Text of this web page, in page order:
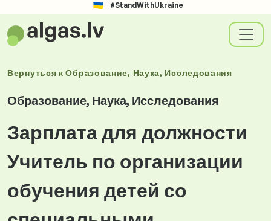
#StandWithUkraine
Вернуться кОбразование, Наука, Исследования
Образование, Наука, Исследования
Зарплата для должности
Учитель по организации
обучения детей со